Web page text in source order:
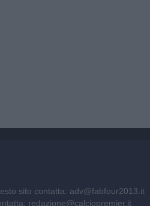
sito contatta: adv@fabfour2013.it
redazione@calciopremier.it